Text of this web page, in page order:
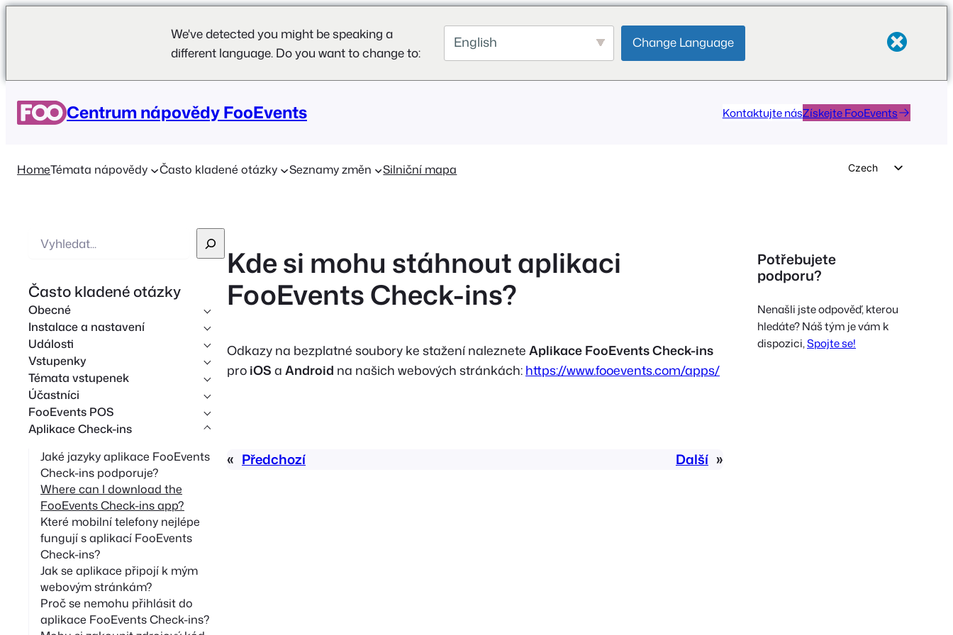
We've detected you might be speaking a
different language. Do you want to change to:
English Change Language
Centrum nápovědy FooEvents Kontaktujte násZískejte FooEvents
HomeTémata nápovědy Často kladené otázky Seznamy změn Silniční mapa
Czech
Portuguese
French
l
e
d
á
v
á
n
í
Často kladené otázky
Obecné
Instalace a nastavení
Události
Vstupenky
Témata vstupenek
Účastníci
FooEvents POS
Aplikace Check-ins
Jaké jazyky aplikace FooEvents
Check-ins podporuje?
Where can I download the
FooEvents Check-ins app?
Které mobilní telefony nejlépe
fungují s aplikací FooEvents
Check-ins?
Jak se aplikace připojí k mým
webovým stránkám?
Proč se nemohu přihlásit do
aplikace FooEvents Check-ins?
Kde si mohu stáhnout aplikaci
FooEvents Check-ins?
Odkazy na bezplatné soubory ke stažení naleznete Aplikace FooEvents Check-ins
pro iOS a Android na našich webových stránkách: https://www.fooevents.com/apps/
« Předchozí Další »
Potřebujete
podporu?
Nenašli jste odpověď, kterou
hledáte? Náš tým je vám k
dispozici,Spojte se!